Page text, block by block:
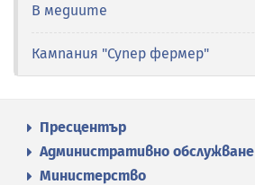
В медиите
Кампания "Супер фермер"
Пресцентър
Административно обслужване
Министерство